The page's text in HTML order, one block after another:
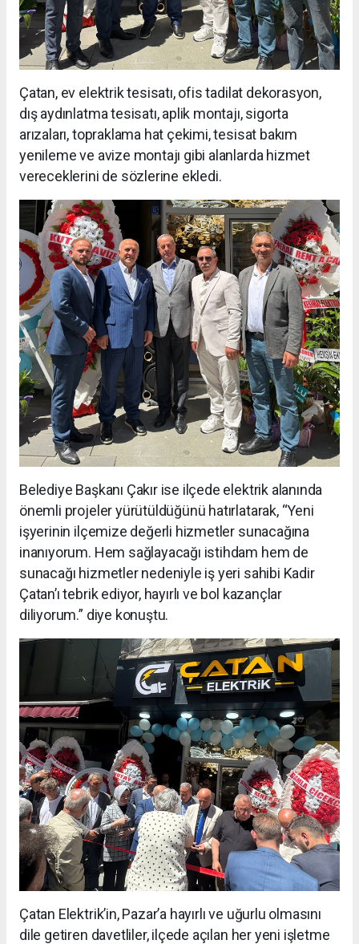
Çatan, ev elektrik tesisatı, ofis tadilat dekorasyon,
dış aydınlatma tesisatı, aplik montajı, sigorta
arızaları, topraklama hat çekimi, tesisat bakım
yenileme ve avize montajı gibi alanlarda hizmet
vereceklerini de sözlerine ekledi.
Belediye Başkanı Çakır ise ilçede elektrik alanında
önemli projeler yürütüldüğünü hatırlatarak, “Yeni
işyerinin ilçemize değerli hizmetler sunacağına
inanıyorum. Hem sağlayacağı istihdam hem de
sunacağı hizmetler nedeniyle iş yeri sahibi Kadir
Çatan’ı tebrik ediyor, hayırlı ve bol kazançlar
diliyorum.” diye konuştu.
Çatan Elektrik’in, Pazar’a hayırlı ve uğurlu olmasını
dile getiren davetliler, ilçede açılan her yeni işletme